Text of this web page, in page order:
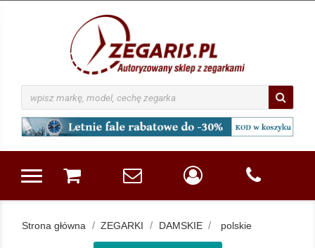
Strona główna ZEGARKI DAMSKIE polskie